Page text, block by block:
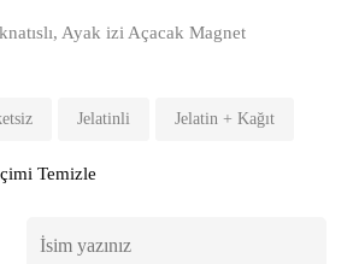
Ayak izi Açacak Magnet
Jelatinli Jelatin + Kağıt
Temizle